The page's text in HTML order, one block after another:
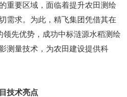
重要区域，面临着提升农田测绘
需求。为此，精飞集团凭借其在
先优势，成功中标涟源水稻测绘
测量技术，为农田建设提供科
技术亮点